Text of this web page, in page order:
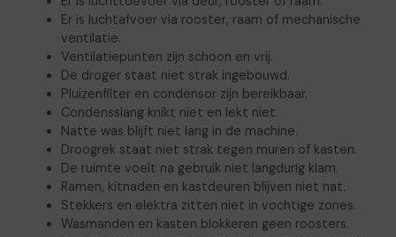
Er is luchtafvoer via rooster, raam of mechanische
ventilatie.
Ventilatiepunten zijn schoon en vrij.
De droger staat niet strak ingebouwd.
Pluizenfilter en condensor zijn bereikbaar.
Condensslang knikt niet en lekt niet.
Natte was blijft niet lang in de machine.
Droogrek staat niet strak tegen muren of kasten.
De ruimte voelt na gebruik niet langdurig klam.
Ramen, kitnaden en kastdeuren blijven niet nat.
Stekkers en elektra zitten niet in vochtige zones.
Wasmanden en kasten blokkeren geen roosters.